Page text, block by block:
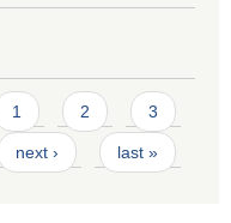
1 2 3
next › last »